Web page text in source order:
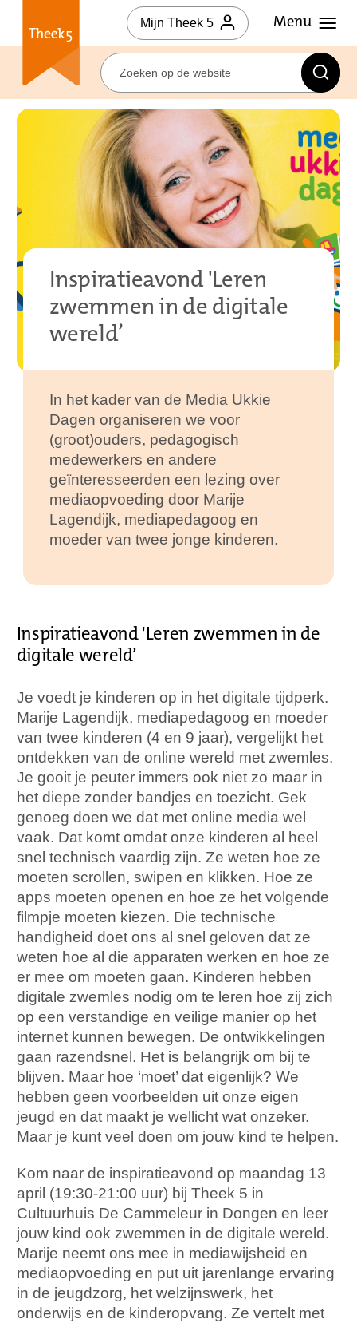
Mijn Theek 5
Inspiratieavond 'Leren
zwemmen in de digitale
wereld’
In het kader van de Media Ukkie
Dagen organiseren we voor
(groot)ouders, pedagogisch
medewerkers en andere
geïnteresseerden een lezing over
mediaopvoeding door Marije
Lagendijk, mediapedagoog en
moeder van twee jonge kinderen.
Inspiratieavond 'Leren zwemmen in de
digitale wereld’
Je voedt je kinderen op in het digitale tijdperk.
Marije Lagendijk, mediapedagoog en moeder
van twee kinderen (4 en 9 jaar), vergelijkt het
ontdekken van de online wereld met zwemles.
Je gooit je peuter immers ook niet zo maar in
het diepe zonder bandjes en toezicht. Gek
genoeg doen we dat met online media wel
vaak. Dat komt omdat onze kinderen al heel
snel technisch vaardig zijn. Ze weten hoe ze
moeten scrollen, swipen en klikken. Hoe ze
apps moeten openen en hoe ze het volgende
filmpje moeten kiezen. Die technische
handigheid doet ons al snel geloven dat ze
weten hoe al die apparaten werken en hoe ze
er mee om moeten gaan. Kinderen hebben
digitale zwemles nodig om te leren hoe zij zich
op een verstandige en veilige manier op het
internet kunnen bewegen. De ontwikkelingen
gaan razendsnel. Het is belangrijk om bij te
blijven. Maar hoe ‘moet’ dat eigenlijk? We
hebben geen voorbeelden uit onze eigen
jeugd en dat maakt je wellicht wat onzeker.
Maar je kunt veel doen om jouw kind te helpen.
Kom naar de inspiratieavond op maandag 13
april (19:30-21:00 uur) bij Theek 5 in
Cultuurhuis De Cammeleur in Dongen en leer
jouw kind ook zwemmen in de digitale wereld.
Marije neemt ons mee in mediawijsheid en
mediaopvoeding en put uit jarenlange ervaring
in de jeugdzorg, het welzijnswerk, het
onderwijs en de kinderopvang. Ze vertelt met